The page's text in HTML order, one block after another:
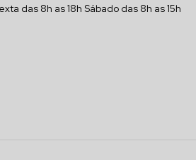
das 8h as 18h Sábado das 8h as 15h